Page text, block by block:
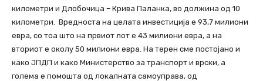
километри и Длобочица – Крива Паланка, во должина од 10
километри. Вредноста на целата инвестиција е 93,7 милиони
евра, со тоа што на првиот лот е 43 милиони евра, а на
вториот е околу 50 милиони евра. На терен сме постојано и
како ЈПДП и како Министерство за транспорт и врски, а
голема е помошта од локалната самоуправа, од